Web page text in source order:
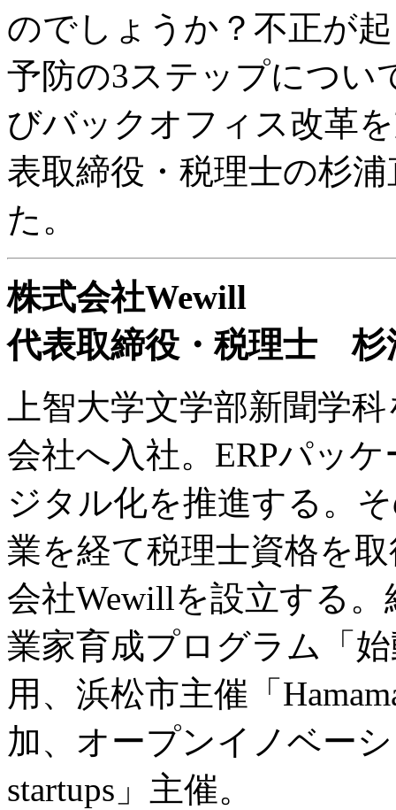
のでしょうか？不正が
予防の3ステップについ
びバックオフィス改革
表取締役・税理士の杉
た。
株式会社Wewill
代表取締役・税理士 杉
上智大学文学部新聞学
会社へ入社。ERPパッ
ジタル化を推進する。
業を経て税理士資格を
会社Wewillを設立する
業家育成プログラム「
用、浜松市主催「
加、オープンイノベー
startups」主催。